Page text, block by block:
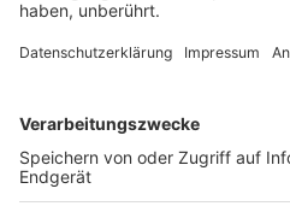
Insbesondere bei den
genehmigt werden. Solange
schwebend unwirksam. Das
Genehmigung